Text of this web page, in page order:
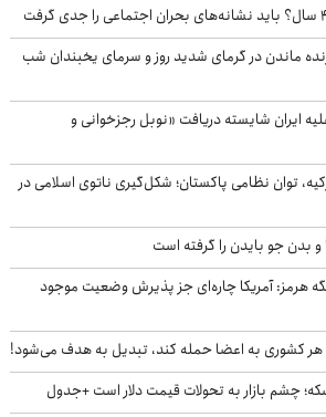
ماندن در گرمای شدید روز و سرمای یخبندان شب
ایران شایسته دریافت «نوبل رجزخوانی و
توان نظامی پاکستان؛ شکل‌گیری ناتوی اسلامی در
بدن جو بایدن را گرفته است
هرمز: آمریکا چاره‌ای جز پذیرش وضعیت موجود
هر کشوری به اعضا حمله کند، تبدیل به هدف می‌شود!
چشم بازار به تحولات قیمت دلار است +جدول